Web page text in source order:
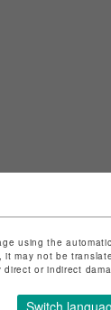
using the
may not be
or indirect
Switch